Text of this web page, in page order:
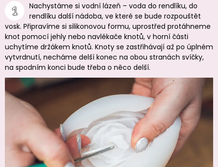
Nachystáme si vodní lázeň – voda do rendlíku, do
rendlíku další nádoba, ve které se bude rozpouštět
vosk. Připravíme si silikonovou formu, uprostřed protáhneme
knot pomocí jehly nebo navlékače knotů, v horní části
uchytíme držákem knotů. Knoty se zastřihávají až po úplném
vytvrdnutí, necháme delší konec na obou stranách svíčky,
na spodním konci bude třeba o něco delší.